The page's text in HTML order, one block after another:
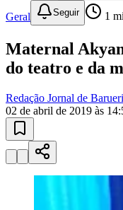
Bairros de Barueri
Selecione sua regiãoPara
JubranBelvalBethavilleBoa
VistaCalifórnia
Região
Militar
Califórnia Jardim dos Altos
Esperança Jardim Graziela
Geral Seguir 1
Maternal
do teatro e da
Redação Jornal de Barueri
02 de abril de 2019 às